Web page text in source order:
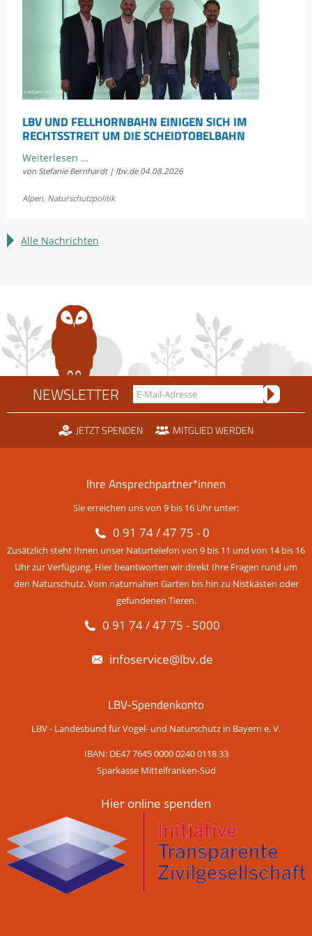
LBV UND FELLHORNBAHN EINIGEN SICH IM
RECHTSSTREIT UM DIE SCHEIDTOBELBAHN
Weiterlesen …
und
einigen
im
Scheidtobelbahn
von Stefanie Bernhardt | lbv.de 04.08.2026
Alpen, Naturschutzpolitik
Alle Nachrichten
NEWSLETTER
JETZT SPENDEN MITGLIED WERDEN
Ihre Ansprechpartner*innen
Sie erreichen uns von 9 bis 16 Uhr unter:
0 91 74 / 47 75 - 0
Zusätzlich steht Ihnen unser Naturtelefon von 9 bis 11 und von 14 bis 16
Uhr zur Verfügung. Hier beantworten wir direkt Ihre Fragen rund um
den Naturschutz. Vom naturnahen Garten bis hin zu Nistkästen oder
gefundenen Tieren.
0 91 74 / 47 75 - 5000
infoservice@lbv.de
LBV-Spendenkonto
LBV - Landesbund für Vogel- und Naturschutz in Bayern e. V.
IBAN: DE47 7645 0000 0240 0118 33
Sparkasse Mittelfranken-Süd
Hier online spenden